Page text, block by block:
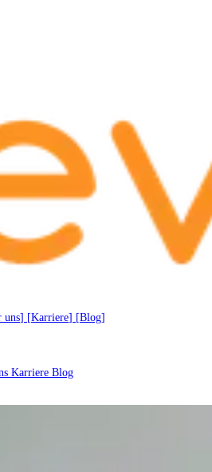
uns] [Karriere] [Blog]
Karriere Blog